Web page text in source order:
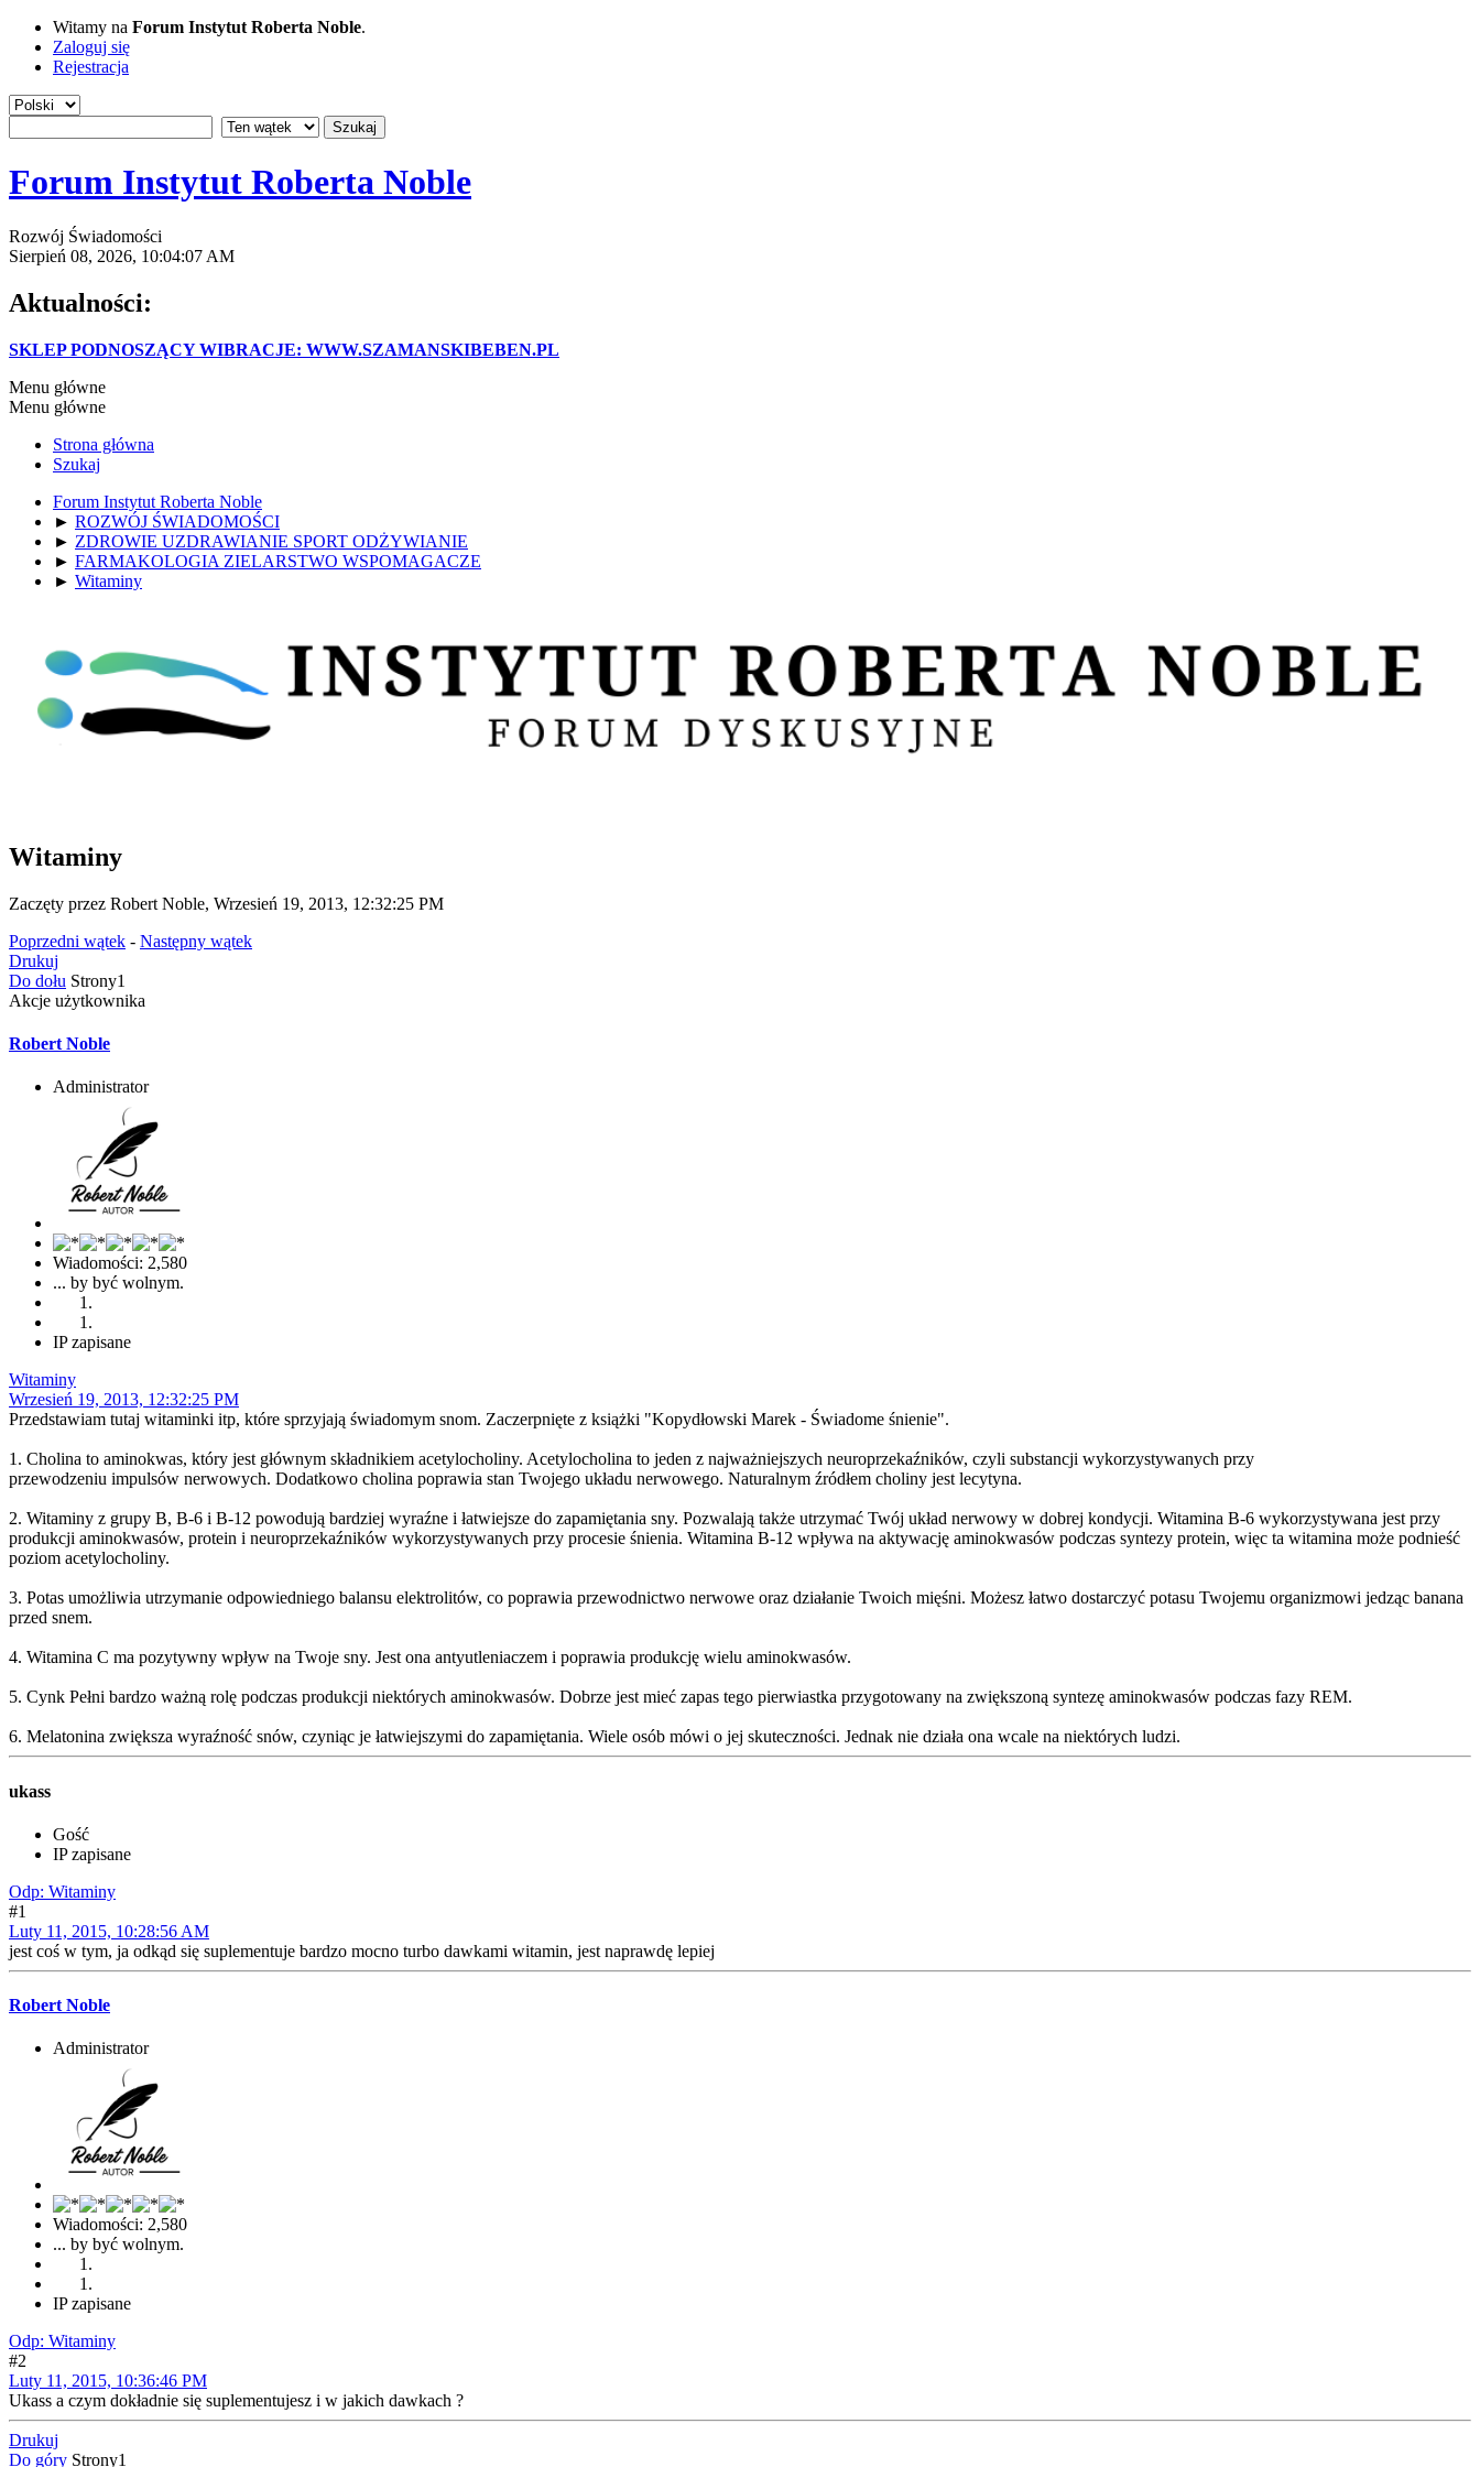
Witamy na Forum Instytut Roberta Noble.
Zaloguj się
Rejestracja
Forum Instytut Roberta Noble
Rozwój Świadomości
Sierpień 08, 2026, 10:04:07 AM
Aktualności:
SKLEP PODNOSZĄCY WIBRACJE: WWW.SZAMANSKIBEBEN.PL
Menu główne
Menu główne
Strona główna
Szukaj
Forum Instytut Roberta Noble
► ROZWÓJ ŚWIADOMOŚCI
► ZDROWIE UZDRAWIANIE SPORT ODŻYWIANIE
► FARMAKOLOGIA ZIELARSTWO WSPOMAGACZE
► Witaminy
Witaminy
Zaczęty przez Robert Noble, Wrzesień 19, 2013, 12:32:25 PM
Poprzedni wątek - Następny wątek
Drukuj
Do dołu Strony1
Akcje użytkownika
Robert Noble
Administrator
Wiadomości: 2,580
... by być wolnym.
IP zapisane
Witaminy
Wrzesień 19, 2013, 12:32:25 PM
Przedstawiam tutaj witaminki itp, które sprzyjają świadomym snom. Zaczerpnięte z książki "Kopydłowski Marek - Świadome śnienie".
1. Cholina to aminokwas, który jest głównym składnikiem acetylocholiny. Acetylocholina to jeden z najważniejszych neuroprzekaźników, czyli substancji wykorzystywanych przy
przewodzeniu impulsów nerwowych. Dodatkowo cholina poprawia stan Twojego układu nerwowego. Naturalnym źródłem choliny jest lecytyna.
2. Witaminy z grupy B, B-6 i B-12 powodują bardziej wyraźne i łatwiejsze do zapamiętania sny. Pozwalają także utrzymać Twój układ nerwowy w dobrej kondycji. Witamina B-6 wykorzystywana jest przy
produkcji aminokwasów, protein i neuroprzekaźników wykorzystywanych przy procesie śnienia. Witamina B-12 wpływa na aktywację aminokwasów podczas syntezy protein, więc ta witamina może podnieść
poziom acetylocholiny.
3. Potas umożliwia utrzymanie odpowiedniego balansu elektrolitów, co poprawia przewodnictwo nerwowe oraz działanie Twoich mięśni. Możesz łatwo dostarczyć potasu Twojemu organizmowi jedząc banana
przed snem.
4. Witamina C ma pozytywny wpływ na Twoje sny. Jest ona antyutleniaczem i poprawia produkcję wielu aminokwasów.
5. Cynk Pełni bardzo ważną rolę podczas produkcji niektórych aminokwasów. Dobrze jest mieć zapas tego pierwiastka przygotowany na zwiększoną syntezę aminokwasów podczas fazy REM.
6. Melatonina zwiększa wyraźność snów, czyniąc je łatwiejszymi do zapamiętania. Wiele osób mówi o jej skuteczności. Jednak nie działa ona wcale na niektórych ludzi.
ukass
Gość
IP zapisane
Odp: Witaminy
#1
Luty 11, 2015, 10:28:56 AM
jest coś w tym, ja odkąd się suplementuje bardzo mocno turbo dawkami witamin, jest naprawdę lepiej
Robert Noble
Administrator
Wiadomości: 2,580
... by być wolnym.
IP zapisane
Odp: Witaminy
#2
Luty 11, 2015, 10:36:46 PM
Ukass a czym dokładnie się suplementujesz i w jakich dawkach ?
Drukuj
Do góry Strony1